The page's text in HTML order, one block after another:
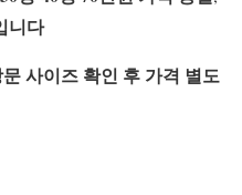
니다
사이즈 확인 후 가격 별도